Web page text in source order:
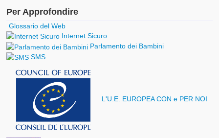
Per Approfondire
Glossario del Web
Internet Sicuro
Parlamento dei Bambini
SMS
L'U.E. EUROPEA CON e PER NOI